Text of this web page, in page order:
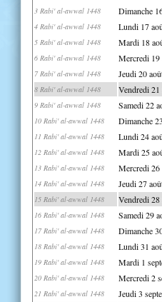
3 Rabi' al-awwal 1448 Dimanche
4 Rabi' al-awwal 1448 Lundi 17
5 Rabi' al-awwal 1448 Mardi 18
6 Rabi' al-awwal 1448 Mercredi 19
7 Rabi' al-awwal 1448 Jeudi 20
8 Rabi' al-awwal 1448 Vendredi 21
9 Rabi' al-awwal 1448 Samedi 22
10 Rabi' al-awwal 1448 Dimanche
11 Rabi' al-awwal 1448 Lundi 24
12 Rabi' al-awwal 1448 Mardi 25
13 Rabi' al-awwal 1448 Mercredi 26
14 Rabi' al-awwal 1448 Jeudi 27
15 Rabi' al-awwal 1448 Vendredi 28
16 Rabi' al-awwal 1448 Samedi 29
17 Rabi' al-awwal 1448 Dimanche
18 Rabi' al-awwal 1448 Lundi 31
19 Rabi' al-awwal 1448 Mardi 1
20 Rabi' al-awwal 1448 Mercredi 2
21 Rabi' al-awwal 1448 Jeudi 3